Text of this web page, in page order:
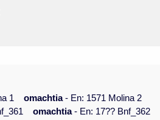
1 omachtia- En: 1571 Molina 2
omachtia- En: 17?? Bnf_362